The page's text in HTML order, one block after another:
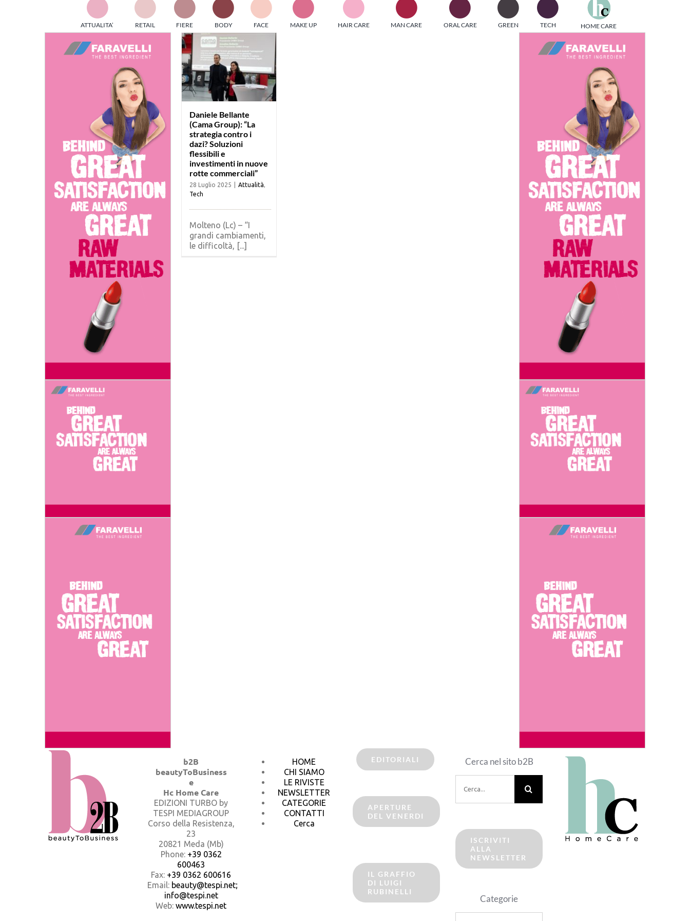
TESPI MEDIAGROUP racchiude un pool di società di comunicazione
ed editrici specializzate nell’informazione b2b. Edizioni Turbo, in
particolare, attraverso numerose riviste verticali, fornisce strumenti di
informazione che coinvolgono gli attori nei settori beauty, food,
technology, entertainment e sport.
Stay tuned!
ATTUALITA’ RETAIL FIERE BODY FACE MAKE UP HAIR CARE MAN CARE ORAL CARE GREEN TECH HOME CARE
Daniele Bellante
(Cama Group): “La
strategia contro i
dazi? Soluzioni
flessibili e
investimenti in
nuove rotte
commerciali”
Daniele Bellante
(Cama Group): “La
strategia contro i
dazi? Soluzioni
flessibili e
investimenti in nuove
rotte commerciali”
28 Luglio 2025 Attualità
Tech
Molteno (Lc) – “I
grandi cambiamenti,
le difficoltà, [...]
b2B
beautyToBusiness
e
Hc Home Care
EDIZIONI TURBO by
TESPI MEDIAGROUP
Corso della Resistenza,
23
20821 Meda (Mb)
Phone: +39 0362
600463
Fax: +39 0362 600616
Email: beauty@tespi.net;
info@tespi.net
Web: www.tespi.net
HOME
CHI SIAMO
LE RIVISTE
NEWSLETTER
CATEGORIE
CONTATTI
Cerca
EDITORIALI
APERTURE
DEL VENERDI
IL GRAFFIO
DI LUIGI
RUBINELLI
Cerca nel sito b2B
per:
ISCRIVITI
ALLA
NEWSLETTER
Categorie